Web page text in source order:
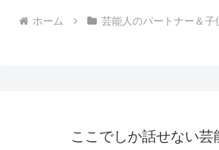
ホーム 芸能人のパートナー＆子
ここでしか話せない芸